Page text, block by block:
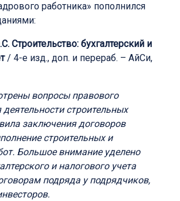
работника» пополнился
Строительство: бухгалтерский и
/ 4-е изд., доп. и перераб. – АйСи,
вопросы правового
деятельности строительных
заключения договоров
строительных и
Большое внимание уделено
и налогового учета
подряда у подрядчиков,